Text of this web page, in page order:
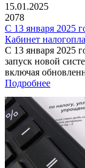
15.01.2025
2078
С 13 января 2025
Кабинет
С 13 января 2025
запуск новой
включая
Подробнее